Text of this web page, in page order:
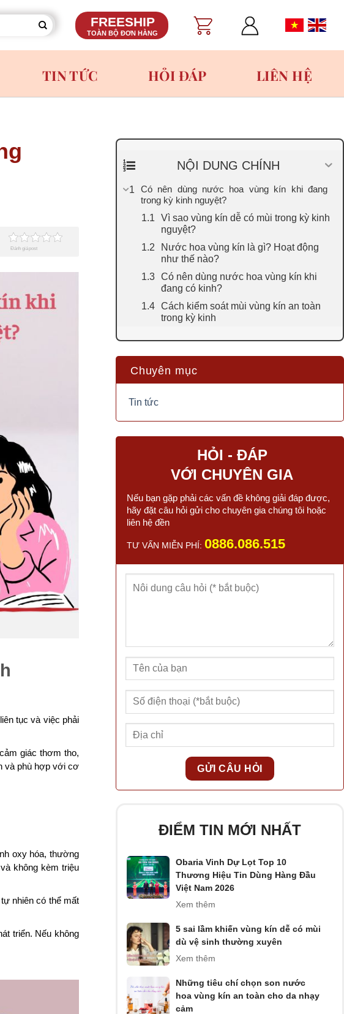
FREESHIP
TOÀN BỘ ĐƠN HÀNG
TIN TỨC HỎI ĐÁP LIÊN HỆ
Đánh giá post
tục và việc phải
giác thơm tho,
và phù hợp với cơ
oxy hóa, thường
không kèm triệu
nhiên có thể mất
triển. Nếu không
NỘI DUNG CHÍNH
Có nên dùng nước hoa vùng kín khi đang
trong kỳ kinh nguyệt?
Vì sao vùng kín dễ có mùi trong kỳ kinh
nguyệt?
Nước hoa vùng kín là gì? Hoạt động
như thế nào?
Có nên dùng nước hoa vùng kín khi
đang có kinh?
Cách kiểm soát mùi vùng kín an toàn
trong kỳ kinh
Chuyên mục
Tin tức
HỎI - ĐÁP
VỚI CHUYÊN GIA
Nếu bạn gặp phải các vấn đề không giải đáp được,
hãy đặt câu hỏi gửi cho chuyên gia chúng tôi hoặc
liên hệ đền
TƯ VẤN MIỄN PHÍ: 0886.086.515
ĐIỂM TIN MỚI NHẤT
Obaria Vinh Dự Lọt Top 10
Thương Hiệu Tin Dùng Hàng Đầu
Việt Nam 2026
Xem thêm
5 sai lầm khiến vùng kín dễ có mùi
dù vệ sinh thường xuyên
Xem thêm
Những tiêu chí chọn son nước
hoa vùng kín an toàn cho da nhạy
cảm